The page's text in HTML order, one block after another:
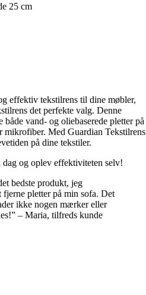
25 cm
effektiv tekstilrens til dine møbler,
det perfekte valg. Denne
vand- og oliebaserede pletter på
mikrofiber. Med Guardian Tekstilrens
på dine tekstiler.
og oplev effektiviteten selv!
bedste produkt, jeg
pletter på min sofa. Det
ikke nogen mærker eller
– Maria, tilfreds kunde